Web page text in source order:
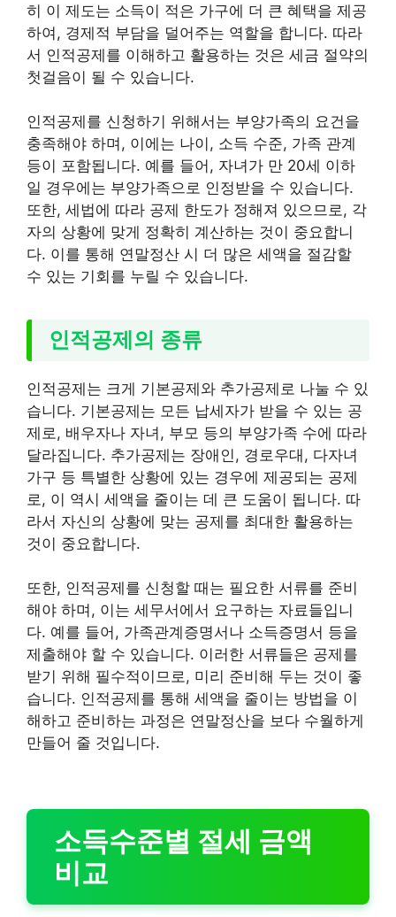
히 이 제도는 소득이 적은 가구에 더 큰 혜택을 제공
하여, 경제적 부담을 덜어주는 역할을 합니다. 따라
서 인적공제를 이해하고 활용하는 것은 세금 절약의
첫걸음이 될 수 있습니다.
인적공제를 신청하기 위해서는 부양가족의 요건을
충족해야 하며, 이에는 나이, 소득 수준, 가족 관계
등이 포함됩니다. 예를 들어, 자녀가 만 20세 이하
일 경우에는 부양가족으로 인정받을 수 있습니다.
또한, 세법에 따라 공제 한도가 정해져 있으므로, 각
자의 상황에 맞게 정확히 계산하는 것이 중요합니
다. 이를 통해 연말정산 시 더 많은 세액을 절감할
수 있는 기회를 누릴 수 있습니다.
인적공제의 종류
인적공제는 크게 기본공제와 추가공제로 나눌 수 있
습니다. 기본공제는 모든 납세자가 받을 수 있는 공
제로, 배우자나 자녀, 부모 등의 부양가족 수에 따라
달라집니다. 추가공제는 장애인, 경로우대, 다자녀
가구 등 특별한 상황에 있는 경우에 제공되는 공제
로, 이 역시 세액을 줄이는 데 큰 도움이 됩니다. 따
라서 자신의 상황에 맞는 공제를 최대한 활용하는
것이 중요합니다.
또한, 인적공제를 신청할 때는 필요한 서류를 준비
해야 하며, 이는 세무서에서 요구하는 자료들입니
다. 예를 들어, 가족관계증명서나 소득증명서 등을
제출해야 할 수 있습니다. 이러한 서류들은 공제를
받기 위해 필수적이므로, 미리 준비해 두는 것이 좋
습니다. 인적공제를 통해 세액을 줄이는 방법을 이
해하고 준비하는 과정은 연말정산을 보다 수월하게
만들어 줄 것입니다.
소득수준별 절세 금액
비교